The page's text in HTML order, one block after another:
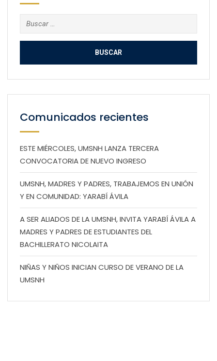
Buscar:
Comunicados recientes
ESTE MIÉRCOLES, UMSNH LANZA TERCERA
CONVOCATORIA DE NUEVO INGRESO
UMSNH, MADRES Y PADRES, TRABAJEMOS EN UNIÓN
Y EN COMUNIDAD: YARABÍ ÁVILA
A SER ALIADOS DE LA UMSNH, INVITA YARABÍ ÁVILA A
MADRES Y PADRES DE ESTUDIANTES DEL
BACHILLERATO NICOLAITA
NIÑAS Y NIÑOS INICIAN CURSO DE VERANO DE LA
UMSNH